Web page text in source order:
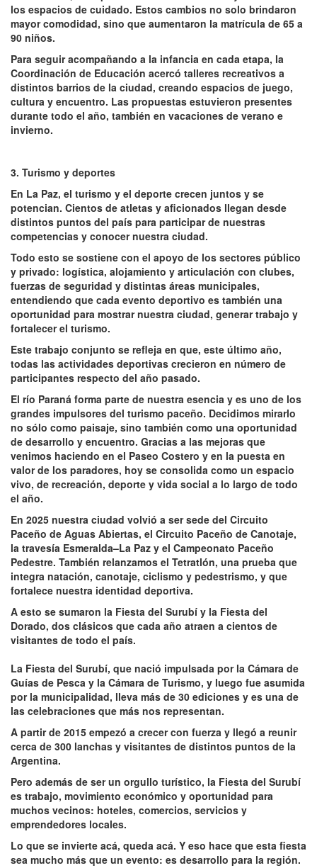
los espacios de cuidado. Estos cambios no solo brindaron
mayor comodidad, sino que aumentaron la matrícula de 65 a
90 niños.
Para seguir acompañando a la infancia en cada etapa, la
Coordinación de Educación acercó talleres recreativos a
distintos barrios de la ciudad, creando espacios de juego,
cultura y encuentro. Las propuestas estuvieron presentes
durante todo el año, también en vacaciones de verano e
invierno.
3. Turismo y deportes
En La Paz, el turismo y el deporte crecen juntos y se
potencian. Cientos de atletas y aficionados llegan desde
distintos puntos del país para participar de nuestras
competencias y conocer nuestra ciudad.
Todo esto se sostiene con el apoyo de los sectores público
y privado: logística, alojamiento y articulación con clubes,
fuerzas de seguridad y distintas áreas municipales,
entendiendo que cada evento deportivo es también una
oportunidad para mostrar nuestra ciudad, generar trabajo y
fortalecer el turismo.
Este trabajo conjunto se refleja en que, este último año,
todas las actividades deportivas crecieron en número de
participantes respecto del año pasado.
El río Paraná forma parte de nuestra esencia y es uno de los
grandes impulsores del turismo paceño. Decidimos mirarlo
no sólo como paisaje, sino también como una oportunidad
de desarrollo y encuentro. Gracias a las mejoras que
venimos haciendo en el Paseo Costero y en la puesta en
valor de los paradores, hoy se consolida como un espacio
vivo, de recreación, deporte y vida social a lo largo de todo
el año.
En 2025 nuestra ciudad volvió a ser sede del Circuito
Paceño de Aguas Abiertas, el Circuito Paceño de Canotaje,
la travesía Esmeralda–La Paz y el Campeonato Paceño
Pedestre. También relanzamos el Tetratlón, una prueba que
integra natación, canotaje, ciclismo y pedestrismo, y que
fortalece nuestra identidad deportiva.
A esto se sumaron la Fiesta del Surubí y la Fiesta del
Dorado, dos clásicos que cada año atraen a cientos de
visitantes de todo el país.
La Fiesta del Surubí, que nació impulsada por la Cámara de
Guías de Pesca y la Cámara de Turismo, y luego fue asumida
por la municipalidad, lleva más de 30 ediciones y es una de
las celebraciones que más nos representan.
A partir de 2015 empezó a crecer con fuerza y llegó a reunir
cerca de 300 lanchas y visitantes de distintos puntos de la
Argentina.
Pero además de ser un orgullo turístico, la Fiesta del Surubí
es trabajo, movimiento económico y oportunidad para
muchos vecinos: hoteles, comercios, servicios y
emprendedores locales.
Lo que se invierte acá, queda acá. Y eso hace que esta fiesta
sea mucho más que un evento: es desarrollo para la región.